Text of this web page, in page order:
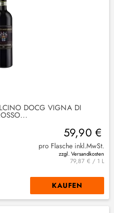
DOCG VIGNA DI
59,90 €
pro Flasche inkl.MwSt.
zzgl. Versandkosten
79,87 € / 1 L
KAUFEN